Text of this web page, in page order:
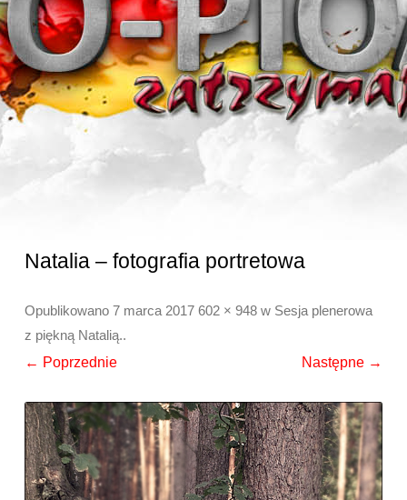
Natalia – fotografia portretowa
Opublikowano7 marca 2017 602 × 948 w Sesja plenerowa
z piękną Natalią..
← Poprzednie Następne →